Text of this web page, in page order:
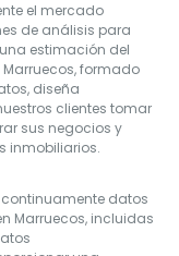
el mercado
de análisis para
estimación del
formado
diseña
clientes tomar
sus negocios y
inmobiliarios.
datos
Marruecos, incluidas